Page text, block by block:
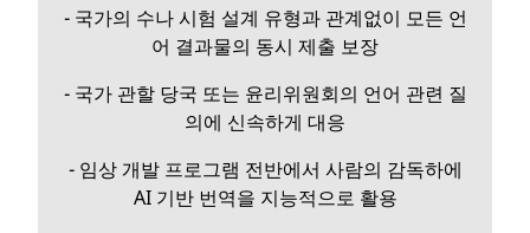
- 국가의 수나 시험 설계 유형과 관계없이 모든 언
어 결과물의 동시 제출 보장
- 국가 관할 당국 또는 윤리위원회의 언어 관련 질
의에 신속하게 대응
- 임상 개발 프로그램 전반에서 사람의 감독하에
AI 기반 번역을 지능적으로 활용